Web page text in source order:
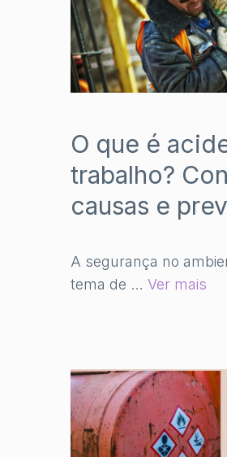
O que é
trabalho?
causas e
A segurança no
tema de … Ver mais